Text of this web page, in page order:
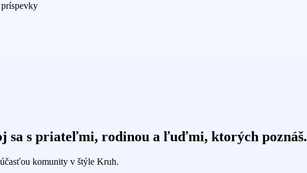
príspevky
sa s priateľmi, rodinou a ľuďmi, ktorých poznáš.
komunity v štýle Kruh.